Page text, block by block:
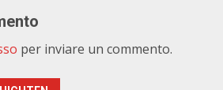
per inviare un commento.